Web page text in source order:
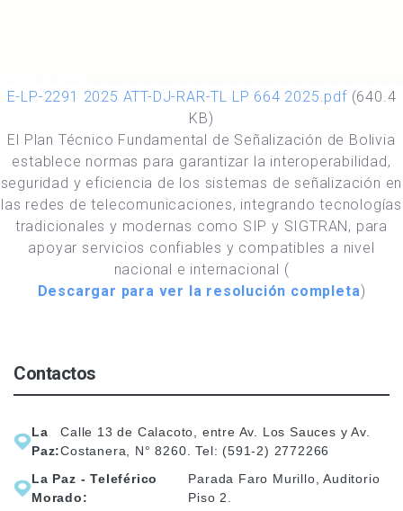
E-LP-2291 2025 ATT-DJ-RAR-TL LP 664 2025.pdf (640.4
KB)
El Plan Técnico Fundamental de Señalización de Bolivia
establece normas para garantizar la interoperabilidad,
seguridad y eficiencia de los sistemas de señalización en
las redes de telecomunicaciones, integrando tecnologías
tradicionales y modernas como SIP y SIGTRAN, para
apoyar servicios confiables y compatibles a nivel
nacional e internacional (
Descargar para ver la resolución completa)
Contactos
La
Paz:
Calle 13 de Calacoto, entre Av. Los Sauces y Av.
Costanera, N° 8260. Tel: (591-2) 2772266
La Paz - Teleférico
Morado:
Parada Faro Murillo, Auditorio
Piso 2.